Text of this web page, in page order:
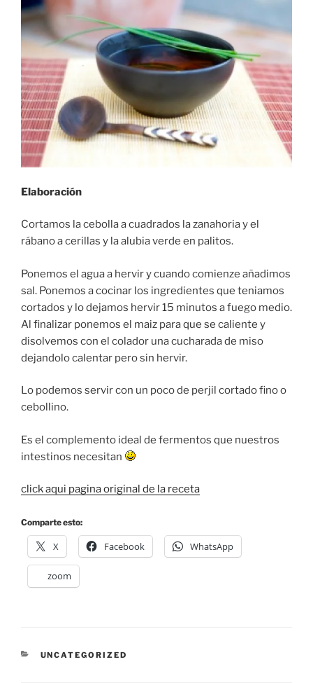
Elaboración
Cortamos la cebolla a cuadrados la zanahoria y el
rábano a cerillas y la alubia verde en palitos.
Ponemos el agua a hervir y cuando comienze añadimos
sal. Ponemos a cocinar los ingredientes que teniamos
cortados y lo dejamos hervir 15 minutos a fuego medio.
Al finalizar ponemos el maiz para que se caliente y
disolvemos con el colador una cucharada de miso
dejandolo calentar pero sin hervir.
Lo podemos servir con un poco de perjil cortado fino o
cebollino.
Es el complemento ideal de fermentos que nuestros
intestinos necesitan
click aqui pagina original de la receta
Comparte esto:
X Facebook WhatsApp
zoom
CATEGORIES
UNCATEGORIZED